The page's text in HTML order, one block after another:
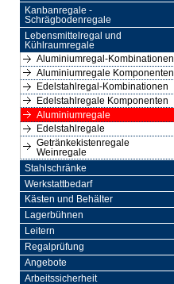
Kanbanregale -
Schrägbodenregale
Lebensmittelregal und
Kühlraumregale
Aluminiumregal-Kombinationen
Aluminiumregale Komponenten
Edelstahlregal-Kombinationen
Edelstahlregale Komponenten
Aluminiumregale
Edelstahlregale
Getränkekistenregale
Weinregale
Stahlschränke
Werkstattbedarf
Kästen und Behälter
Lagerbühnen
Leitern
Regalprüfung
Angebote
Arbeitssicherheit